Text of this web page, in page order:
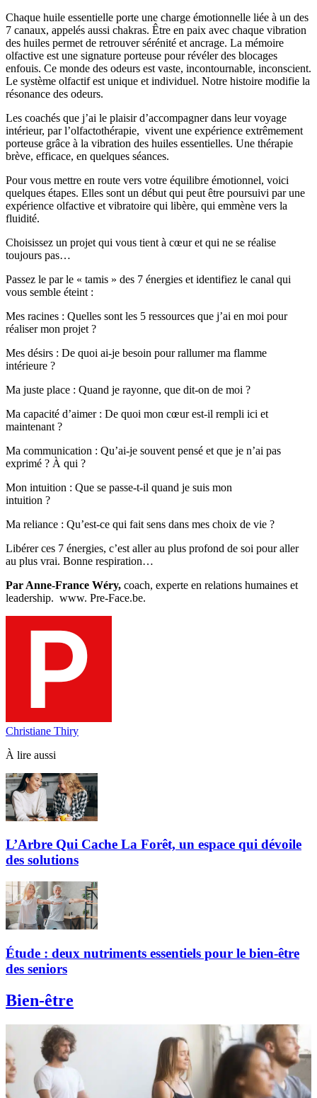
Chaque huile essentielle porte une charge émotionnelle liée à un des
7 canaux, appelés aussi chakras. Être en paix avec chaque vibration
des huiles permet de retrouver sérénité et ancrage. La mémoire
olfactive est une signature porteuse pour révéler des blocages
enfouis. Ce monde des odeurs est vaste, incontournable, inconscient.
Le système olfactif est unique et individuel. Notre histoire modifie la
résonance des odeurs.
Les coachés que j’ai le plaisir d’accompagner dans leur voyage
intérieur, par l’olfactothérapie, vivent une expérience extrêmement
porteuse grâce à la vibration des huiles essentielles. Une thérapie
brève, efficace, en quelques séances.
Pour vous mettre en route vers votre équilibre émotionnel, voici
quelques étapes. Elles sont un début qui peut être poursuivi par une
expérience olfactive et vibratoire qui libère, qui emmène vers la
fluidité.
Choisissez un projet qui vous tient à cœur et qui ne se réalise
toujours pas…
Passez le par le « tamis » des 7 énergies et identifiez le canal qui
vous semble éteint :
Mes racines : Quelles sont les 5 ressources que j’ai en moi pour
réaliser mon projet ?
Mes désirs : De quoi ai-je besoin pour rallumer ma flamme
intérieure ?
Ma juste place : Quand je rayonne, que dit-on de moi ?
Ma capacité d’aimer : De quoi mon cœur est-il rempli ici et
maintenant ?
Ma communication : Qu’ai-je souvent pensé et que je n’ai pas
exprimé ? À qui ?
Mon intuition : Que se passe-t-il quand je suis mon
intuition ?
Ma reliance : Qu’est-ce qui fait sens dans mes choix de vie ?
Libérer ces 7 énergies, c’est aller au plus profond de soi pour aller
au plus vrai. Bonne respiration…
Par Anne-France Wéry, coach, experte en relations humaines et
leadership. www. Pre-Face.be.
Christiane Thiry
À lire aussi
L’Arbre Qui Cache La Forêt, un espace qui dévoile
des solutions
Étude : deux nutriments essentiels pour le bien-être
des seniors
Bien-être